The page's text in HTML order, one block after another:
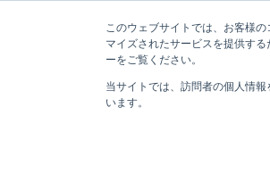
このウェブサイトでは、お客様
マイズされたサービスを提供す
ーをご覧ください。
当サイトでは、訪問者の個人情
います。